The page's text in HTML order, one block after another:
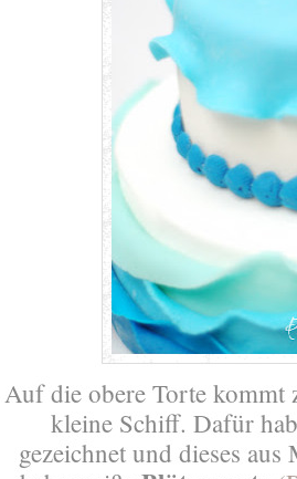
Auf die obere Torte kommt
kleine Schiff. Dafür
gezeichnet und dieses